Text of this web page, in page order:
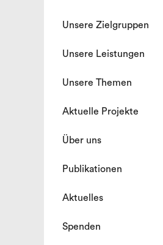
Unsere Zielgruppen
Unsere Leistungen
Unsere Themen
Aktuelle Projekte
Über uns
Publikationen
Aktuelles
Spenden